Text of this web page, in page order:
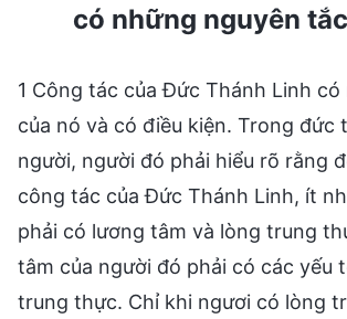
có những nguyên
1 Công tác của Đức Thánh Linh có
của nó và có điều kiện. Trong đức
người, người đó phải hiểu rõ rằng
công tác của Đức Thánh Linh, ít
phải có lương tâm và lòng trung
tâm của người đó phải có các yếu
trung thực. Chỉ khi ngươi có lòng